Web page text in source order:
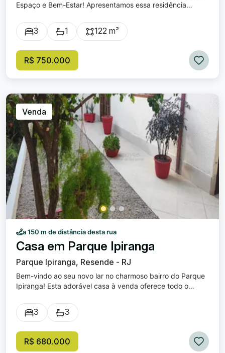
Espaço e Bem-Estar! Apresentamos essa residência
ideal para quem busca conforto e qualidade de vida!
Destaques do imóvel: 1 Quarto suíte com armários
momentos em família, unindo com uma cozinha
personalizada com ótimo aproveitamento do espaço e
contém toda estrutura para construção de mais uma casa
na mesma planta da casa principal, com um quintal amplo
gramado e com árvores frutíferas ja plantadas. Entrada
lateral independente. Portão de garagem automático.
Situada em um bairro bem localizado que vem crescendo
e sendo valorizado na cidade de Resende. Uma rua de
fácil acesso e bem tranquila. Terreno com 448m² Casa
com 122,83m² Possível construção na parte debaixo com
mais 122,83m² Área livre de 325,17m²
3 1 122 m²
R$ 750.000
Venda
a 150 m de distância desta rua
Casa em Parque Ipiranga
Parque Ipiranga, Resende - RJ
Bem-vindo ao seu novo lar no charmoso bairro do Parque
Ipiranga! Esta adorável casa à venda oferece todo o
Dormitórios: 3, ideais para acomodar sua família com
tranquilidade. Suítes: 1, proporcionando privacidade e
a maximizar a funcionalidade da casa. Vagas de Garagem:
2, garantindo espaço e segurança para seus veículos.
3 3
R$ 680.000